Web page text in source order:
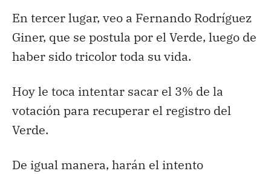
En tercer lugar, veo a Fernando Rodríguez
Giner, que se postula por el Verde, luego de
haber sido tricolor toda su vida.
Hoy le toca intentar sacar el 3% de la
votación para recuperar el registro del
Verde.
De igual manera, harán el intento